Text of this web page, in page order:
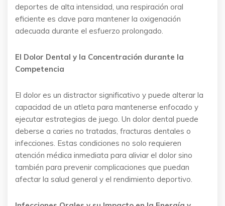
deportes de alta intensidad, una respiración oral
eficiente es clave para mantener la oxigenación
adecuada durante el esfuerzo prolongado.
El Dolor Dental y la Concentración durante la
Competencia
El dolor es un distractor significativo y puede alterar la
capacidad de un atleta para mantenerse enfocado y
ejecutar estrategias de juego. Un dolor dental puede
deberse a caries no tratadas, fracturas dentales o
infecciones. Estas condiciones no solo requieren
atención médica inmediata para aliviar el dolor sino
también para prevenir complicaciones que puedan
afectar la salud general y el rendimiento deportivo.